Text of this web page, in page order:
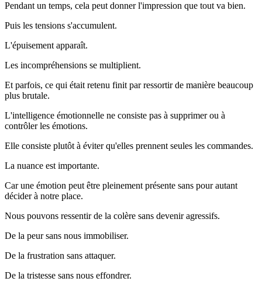
Pendant un temps, cela peut donner l'impression que tout va bien.
Puis les tensions s'accumulent.
L'épuisement apparaît.
Les incompréhensions se multiplient.
Et parfois, ce qui était retenu finit par ressortir de manière beaucoup
plus brutale.
L'intelligence émotionnelle ne consiste pas à supprimer ou à
contrôler les émotions.
Elle consiste plutôt à éviter qu'elles prennent seules les commandes.
La nuance est importante.
Car une émotion peut être pleinement présente sans pour autant
décider à notre place.
Nous pouvons ressentir de la colère sans devenir agressifs.
De la peur sans nous immobiliser.
De la frustration sans attaquer.
De la tristesse sans nous effondrer.